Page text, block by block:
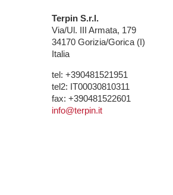
Terpin S.r.l.
Via/Ul. III Armata, 179
34170 Gorizia/Gorica (I)
Italia
tel: +390481521951
tel2: IT00030810311
fax: +390481522601
info@terpin.it